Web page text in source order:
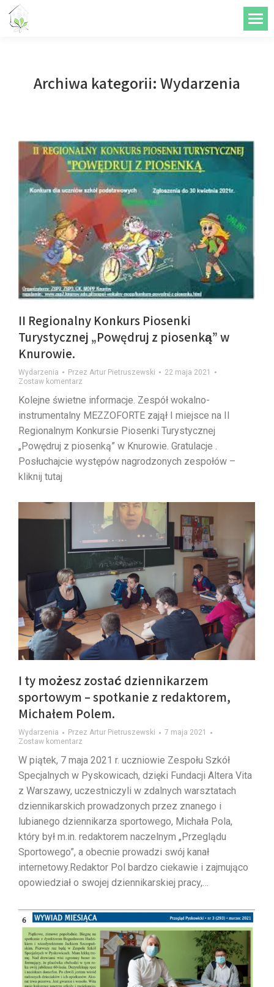
treści
Archiwa kategorii: Wydarzenia
II Regionalny Konkurs Piosenki
Turystycznej „Powędruj z piosenką” w
Knurowie.
Wydarzenia Przez Artur Pietruszewski
22 maja 2021
Zostaw komentarz
Kolejne świetne informacje. Zespół wokalno-
instrumentalny MEZZOFORTE zajął I miejsce na II
Regionalnym Konkursie Piosenki Turystycznej
„Powędruj z piosenką” w Knurowie. Gratulacje .
Posłuchajcie występów nagrodzonych zespołów –
kliknij tutaj
I ty możesz zostać dziennikarzem
sportowym – spotkanie z redaktorem,
Michałem Polem.
Wydarzenia Przez Artur Pietruszewski
7 maja 2021
Zostaw komentarz
W piątek, 7 maja 2021 r. uczniowie Zespołu Szkół
Specjalnych w Pyskowicach, dzięki Fundacji Altera Vita
z Warszawy, uczestniczyli w zdalnych warsztatach
dziennikarskich prowadzonych przez znanego i
lubianego dziennikarza sportowego, Michała Pola,
który był m.in. redaktorem naczelnym „Przeglądu
Sportowego”, a obecnie prowadzi swój kanał
internetowy.Redaktor Pol bardzo ciekawie i zajmująco
opowiedział o swojej dziennikarskiej pracy,…